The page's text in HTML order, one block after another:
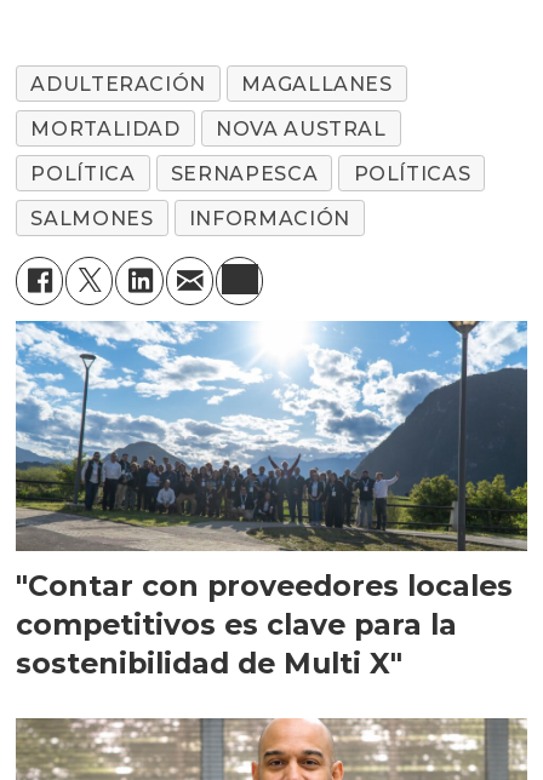
ADULTERACIÓN
MAGALLANES
MORTALIDAD
NOVA AUSTRAL
POLÍTICA
SERNAPESCA
POLÍTICAS
SALMONES
INFORMACIÓN
"Contar con proveedores locales
competitivos es clave para la
sostenibilidad de Multi X"